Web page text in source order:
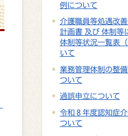
例について
介護職員等処遇改
計画書 及び 体制等
体制等状況一覧表
いて
業務管理体制の整
ついて
過誤申立について
令和８年度認知症
ついて